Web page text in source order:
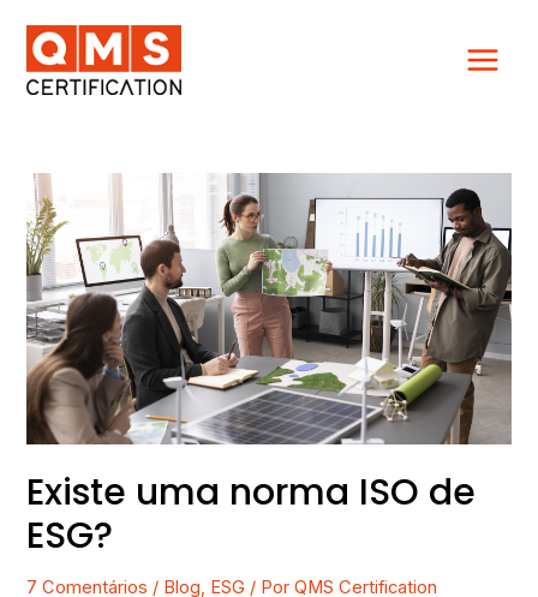
para
conteúdo
Existe uma norma ISO de
ESG?
7 Comentários / Blog, ESG / PorQMS Certification
Existe
uma
norma
ISO
de
ESG?